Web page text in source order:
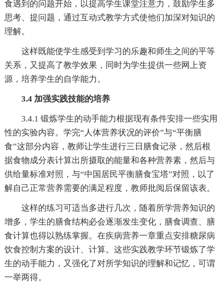
食遇到的问题开始，以提高学生课堂注意力，鼓励学生多
思考、提问题，通过互动式教学方式使他们加深对知识的
理解。
这样既能使学生感受到学习的乐趣和师生之间的平等
关系，又提高了教学效果，同时为学生提供一些网上资
源，培养学生的自学能力。
3.4 加强实践技能的培养
3.4.1 锻炼学生的动手能力根据现有条件安排一些实用
性的实验内容。学完“人体营养状况的评价”与“平衡膳
食”这部分内容，教师让学生进行三日膳食记录，然后根
据食物成分表计算出所摄取的能量和各种营养素，然后与
供给量标准对照，与“中国居民平衡膳食宝塔”对照，以了
解自己正常营养需要的满足程度，教师批阅后保留该表。
这样的练习可适当多进行几次，随着所学营养知识的
增多，学生的膳食结构必会逐渐发生变化，膳食调查、膳
食计算也得以熟练掌握。在疾病营养一章重点安排糖尿病
饮食控制方案的设计、计算。这些实践教学环节锻炼了学
生的动手能力，又强化了对所学知识的理解和记忆，可谓
一举两得。